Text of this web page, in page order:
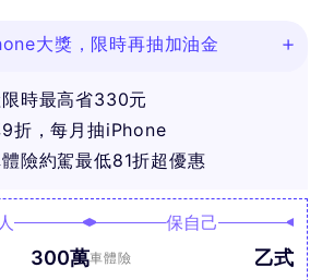
大獎，限時再抽加油金
時最高省330元
折，每月抽iPhone
險約駕最低81折超優惠
300萬
保自己
車體險 乙式